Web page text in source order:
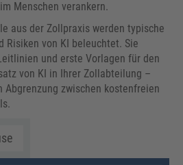
Menschen verankern.
aus der Zollpraxis werden typische
Risiken von KI beleuchtet. Sie
und erste Vorlagen für den
von KI in Ihrer Zollabteilung –
zwischen kostenfreien